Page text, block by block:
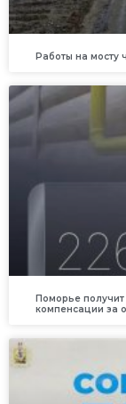
Работы на мосту
Поморье
компенсации за